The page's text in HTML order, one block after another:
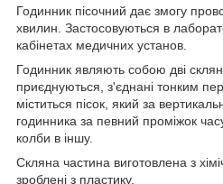
Годинник пісочний дає змогу
хвилин. Застосовуються в
кабінетах медичних установ.
Годинник являють собою дві
приєднуються, з'єднані тонким
міститься пісок, який за
годинника за певний проміжок
колби в іншу.
Скляна частина виготовлена з
зроблені з пластику.